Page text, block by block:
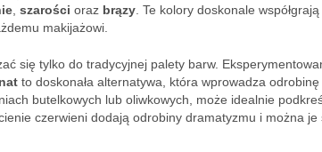
szarości oraz brązy . Te kolory doskonale
makijażowi.
się tylko do tradycyjnej palety barw.
to doskonała alternatywa, która wprowadza
butelkowych lub oliwkowych, może idealnie
czerwieni dodają odrobiny dramatyzmu i można je